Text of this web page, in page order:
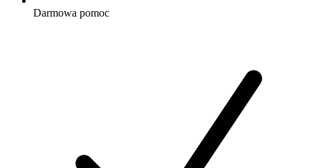
Darmowa pomoc